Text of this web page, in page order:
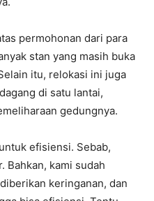
permohonan dari para
stan yang masih buka
itu, relokasi ini juga
di satu lantai,
gedungnya.
efisiensi. Sebab,
Bahkan, kami sudah
keringanan, dan